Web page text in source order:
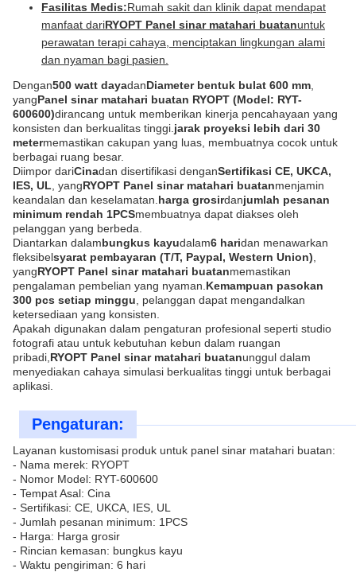
Fasilitas Medis:Rumah sakit dan klinik dapat mendapat
manfaat dariRYOPT Panel sinar matahari buatanuntuk
perawatan terapi cahaya, menciptakan lingkungan alami
dan nyaman bagi pasien.
Dengan500 watt dayadanDiameter bentuk bulat 600 mm
yangPanel sinar matahari buatan RYOPT (Model: RYT-
600600)dirancang untuk memberikan kinerja pencahayaan yang
konsisten dan berkualitas tinggi. jarak proyeksi lebih dari 30
metermemastikan cakupan yang luas, membuatnya cocok untuk
berbagai ruang besar.
Diimpor dariCinadan disertifikasi denganSertifikasi CE, UKCA,
IES, UL , yangRYOPT Panel sinar matahari buatanmenjamin
keandalan dan keselamatan. harga grosirdanjumlah pesanan
minimum rendah 1PCSmembuatnya dapat diakses oleh
pelanggan yang berbeda.
Diantarkan dalambungkus kayudalam6 haridan menawarkan
fleksibelsyarat pembayaran (T/T, Paypal, Western Union)
yangRYOPT Panel sinar matahari buatanmemastikan
pengalaman pembelian yang nyaman. Kemampuan pasokan
300 pcs setiap minggu , pelanggan dapat mengandalkan
ketersediaan yang konsisten.
Apakah digunakan dalam pengaturan profesional seperti studio
fotografi atau untuk kebutuhan kebun dalam ruangan
pribadi, RYOPT Panel sinar matahari buatanunggul dalam
menyediakan cahaya simulasi berkualitas tinggi untuk berbagai
aplikasi.
Pengaturan:
Layanan kustomisasi produk untuk panel sinar matahari buatan:
- Nama merek: RYOPT
- Nomor Model: RYT-600600
- Tempat Asal: Cina
- Sertifikasi: CE, UKCA, IES, UL
- Jumlah pesanan minimum: 1PCS
- Harga: Harga grosir
- Rincian kemasan: bungkus kayu
- Waktu pengiriman: 6 hari